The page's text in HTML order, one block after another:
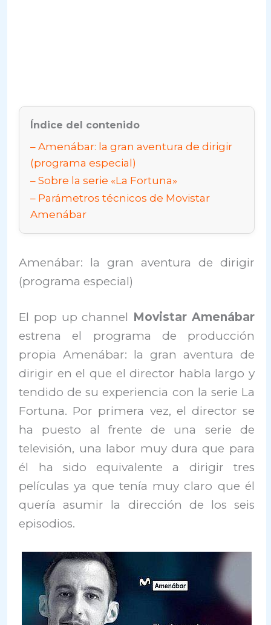
Índice del contenido
Amenábar: la gran aventura de dirigir
(programa especial)
Sobre la serie «La Fortuna»
Parámetros técnicos de Movistar
Amenábar
Amenábar: la gran aventura de dirigir
(programa especial)
El pop up channel Movistar Amenábar
estrena el programa de producción
propia Amenábar: la gran aventura de
dirigir en el que el director habla largo y
tendido de su experiencia con la serie La
Fortuna. Por primera vez, el director se
ha puesto al frente de una serie de
televisión, una labor muy dura que para
él ha sido equivalente a dirigir tres
películas ya que tenía muy claro que él
quería asumir la dirección de los seis
episodios.